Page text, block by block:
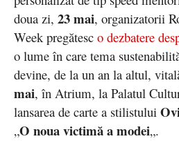
doua zi, 23 mai, organizatorii
Week pregătesc o dezbatere
o lume în care tema
devine, de la un an la altul,
mai, în Atrium, la Palatul
lansarea de carte a stilistului
„O noua victimă a modei„.